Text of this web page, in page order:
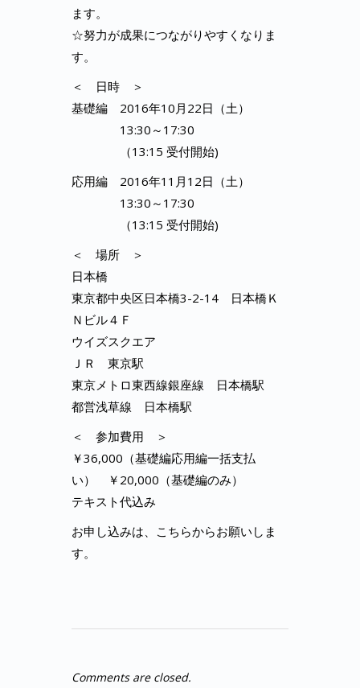
ます。
☆努力が成果につながりやすくなりま
す。
＜ 日時 ＞
基礎編 2016年10月22日（土）
13:30～17:30
（13:15 受付開始)
応用編 2016年11月12日（土）
13:30～17:30
（13:15 受付開始)
＜ 場所 ＞
日本橋
東京都中央区日本橋3-2-14 日本橋Ｋ
Ｎビル４Ｆ
ウイズスクエア
ＪＲ 東京駅
東京メトロ東西線銀座線 日本橋駅
都営浅草線 日本橋駅
＜ 参加費用 ＞
￥36,000（基礎編応用編一括支払
い） ￥20,000（基礎編のみ）
テキスト代込み
お申し込みは、こちらからお願いしま
す。
Comments are closed.